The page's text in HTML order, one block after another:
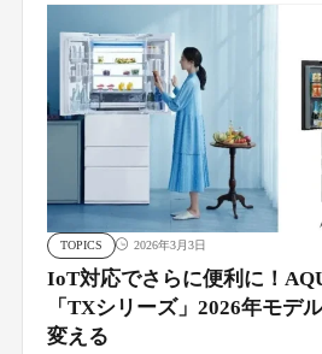
TOPICS 2026年3月3日
IoT対応でさらに便利に！
「TXシリーズ」2026年モデ
変える